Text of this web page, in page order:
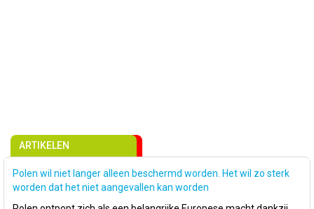
ARTIKELEN
Polen wil niet langer alleen beschermd worden. Het wil zo sterk
worden dat het niet aangevallen kan worden